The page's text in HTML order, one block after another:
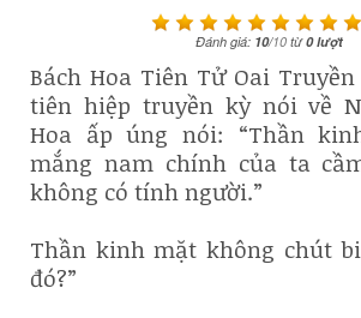
Đánh giá: 10/10từ0lượt
Bách Hoa Tiên Tử Oai
tiên hiệp truyền kỳ nói về
Hoa ấp úng nói: “Thần
mắng nam chính của ta
không có tính người.”
Thần kinh mặt không chút
đó?”